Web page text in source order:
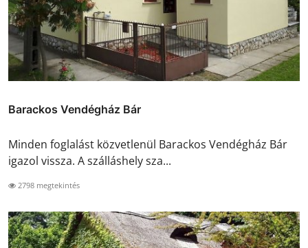
Barackos Vendégház Bár
Minden foglalást közvetlenül Barackos Vendégház Bár
igazol vissza. A szálláshely sza...
2798 megtekintés